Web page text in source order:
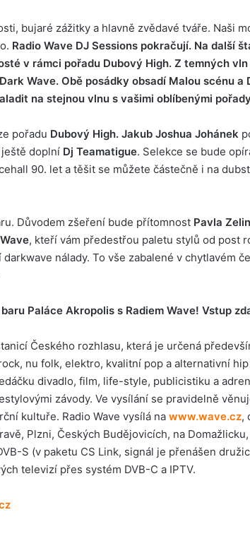
bujaré zážitky a hlavně zvědavé tváře. Naši
Radio Wave DJ Sessions pokračují. Na další
v rámci pořadu Dubový High. Z temných
Wave. Obě posádky obsadí Malou scénu a
na stejnou vlnu s vašimi oblíbenými
pořadu Dubový High. Jakub Joshua Johánek
doplní Dj Teamatigue. Selekce se bude
90. let a těšit se můžete částečně i na
Důvodem zšeření bude přítomnost Pavla
, kteří vám předestřou paletu stylů od post
nálady. To vše zabalené v chytlavém
Paláce Akropolis s Radiem Wave! Vstup
Českého rozhlasu, která je určená
nu folk, elektro, kvalitní pop a alternativní
divadlo, film, life-style, publicistiku a
závody. Ve vysílání se pravidelně
kultuře. Radio Wave vysílá na www.wave.cz,
Plzni, Českých Budějovicích, na
S (v paketu CS Link, signál je přenášen
televizí přes systém DVB-C a IPTV.